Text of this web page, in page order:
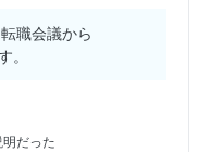
職会議から
。
だった